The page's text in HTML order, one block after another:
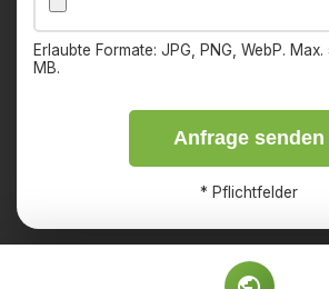
Erlaubte Formate: JPG, PNG, WebP.
MB.
Anfrage senden
* Pflichtfelder